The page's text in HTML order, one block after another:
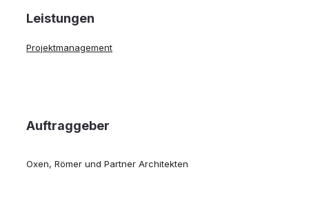
Leistungen
Projektmanagement
Auftraggeber
Oxen, Römer und Partner Architekten